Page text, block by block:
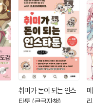
취미가 돈이 되는 인스